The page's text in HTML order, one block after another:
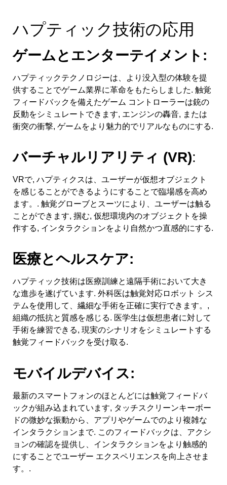
ハプティック技術の応用
ゲームとエンターテイメント:
ハプティックテクノロジーは、より没入型の体験を提
供することでゲーム業界に革命をもたらしました. 触覚
フィードバックを備えたゲーム コントローラーは銃の
反動をシミュレートできます, エンジンの轟音, または
衝突の衝撃, ゲームをより魅力的でリアルなものにする.
バーチャルリアリティ (VR):
VRで, ハプティクスは、ユーザーが仮想オブジェクト
を感じることができるようにすることで臨場感を高め
ます。. 触覚グローブとスーツにより、ユーザーは触る
ことができます, 掴む, 仮想環境内のオブジェクトを操
作する, インタラクションをより自然かつ直感的にする.
医療とヘルスケア:
ハプティック技術は医療訓練と遠隔手術において大き
な進歩を遂げています. 外科医は触覚対応ロボット シス
テムを使用して、繊細な手術を正確に実行できます。,
組織の抵抗と質感を感じる. 医学生は仮想患者に対して
手術を練習できる, 現実のシナリオをシミュレートする
触覚フィードバックを受け取る.
モバイルデバイス:
最新のスマートフォンのほとんどには触覚フィードバ
ックが組み込まれています, タッチスクリーンキーボー
ドの微妙な振動から、アプリやゲームでのより複雑な
インタラクションまで. このフィードバックは、アクシ
ョンの確認を提供し、インタラクションをより触感的
にすることでユーザー エクスペリエンスを向上させま
す。.